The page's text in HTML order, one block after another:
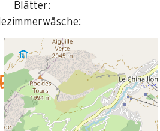
Blätter:
& Preise